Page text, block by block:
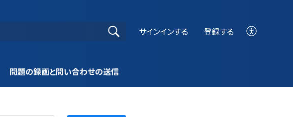
サインインする 登録する
問題の録画と問い合わせの送信